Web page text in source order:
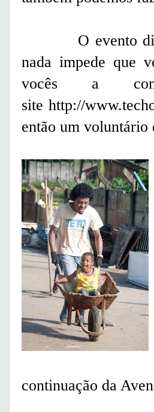
O evento
nada impede que
vocês a
sitehttp://
então um voluntário
continuação da